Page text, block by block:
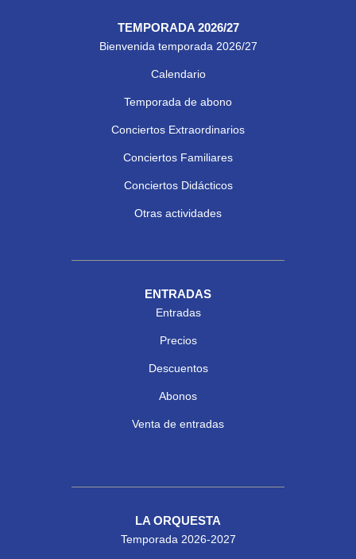
TEMPORADA 2026/27
Bienvenida temporada 2026/27
Calendario
Temporada de abono
Conciertos Extraordinarios
Conciertos Familiares
Conciertos Didácticos
Otras actividades
ENTRADAS
Entradas
Precios
Descuentos
Abonos
Venta de entradas
LA ORQUESTA
Temporada 2026-2027